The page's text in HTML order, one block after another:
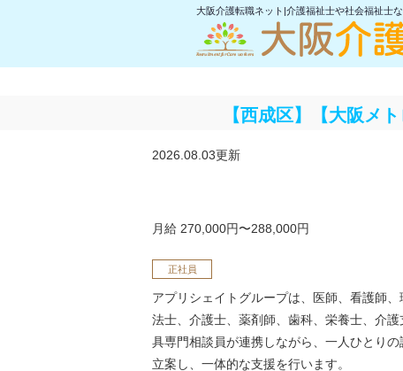
大阪介護転職ネット|介護福祉士や社会福祉士
【西成区】【大阪メ
2026.08.03更新
月給 270,000円〜288,000円
正社員
アプリシェイトグループは、医師、看護師
法士、介護士、薬剤師、歯科、栄養士、介護
具専門相談員が連携しながら、一人ひとり
立案し、一体的な支援を行います。